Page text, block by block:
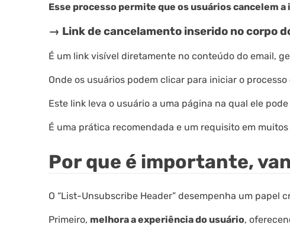
Esse processo permite que os usuários cancelem
→ Link de cancelamento inserido no corpo
É um link visível diretamente no conteúdo do email,
Onde os usuários podem clicar para iniciar o
Este link leva o usuário a uma página na qual ele
É uma prática recomendada e um requisito em
Por que é importante,
O “List-Unsubscribe Header” desempenha um papel
Primeiro, melhora a experiência do usuário,